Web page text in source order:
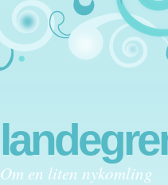
Om en liten nykomling